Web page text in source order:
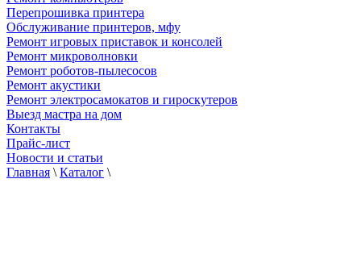
Перепрошивка принтера
Обслуживание принтеров, мфу
Ремонт игровых приставок и консолей
Ремонт микроволновки
Ремонт роботов-пылесосов
Ремонт акустики
Ремонт электросамокатов и гироскутеров
Выезд мастра на дом
Контакты
Прайс-лист
Новости и статьи
Главная \ Каталог \